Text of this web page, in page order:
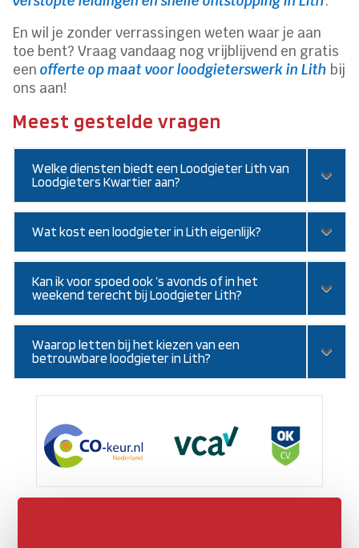
En wil je zonder verrassingen weten waar je aan
toe bent? Vraag vandaag nog vrijblijvend en gratis
eenofferte op maat voor loodgieterswerk in Lith bij
ons aan!
Meest gestelde vragen
Welke diensten biedt een Loodgieter Lith van
Loodgieters Kwartier aan?
Wat kost een loodgieter in Lith eigenlijk?
Kan ik voor spoed ook ’s avonds of in het
weekend terecht bij Loodgieter Lith?
Waarop letten bij het kiezen van een
betrouwbare loodgieter in Lith?